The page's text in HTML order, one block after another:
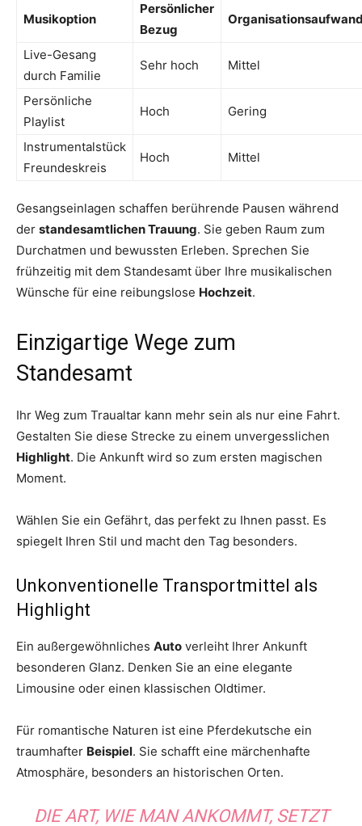
Musikoption
Persönlicher
Bezug
Live-Gesang
durch Familie
Sehr hoch Mittel
Persönliche
Playlist
Hoch Gering
Instrumentalstück
Freundeskreis
Hoch Mittel
Gesangseinlagen schaffen berührende Pausen während
der standesamtlichen Trauung. Sie geben Raum zum
Durchatmen und bewussten Erleben. Sprechen Sie
frühzeitig mit dem Standesamt über Ihre musikalischen
Wünsche für eine reibungslose Hochzeit.
Einzigartige Wege zum
Standesamt
Ihr Weg zum Traualtar kann mehr sein als nur eine Fahrt.
Gestalten Sie diese Strecke zu einem unvergesslichen
Highlight. Die Ankunft wird so zum ersten magischen
Moment.
Wählen Sie ein Gefährt, das perfekt zu Ihnen passt. Es
spiegelt Ihren Stil und macht den Tag besonders.
Unkonventionelle Transportmittel als
Highlight
Ein außergewöhnliches Auto verleiht Ihrer Ankunft
besonderen Glanz. Denken Sie an eine elegante
Limousine oder einen klassischen Oldtimer.
Für romantische Naturen ist eine Pferdekutsche ein
traumhafter Beispiel. Sie schafft eine märchenhafte
Atmosphäre, besonders an historischen Orten.
DIE ART, WIE MAN ANKOMMT, SETZT